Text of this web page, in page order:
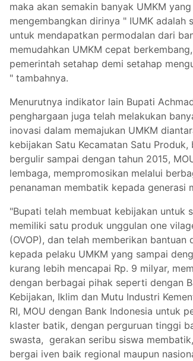
maka akan semakin banyak UMKM
mengembangkan dirinya " IUMK adalah
untuk mendapatkan permodalan dari
memudahkan UMKM cepat
pemerintah setahap demi setahap
" tambahnya.
Menurutnya indikator lain Bupati
penghargaan juga telah melakukan
inovasi dalam memajukan UMKM
kebijakan Satu Kecamatan Satu Produk,
bergulir sampai dengan tahun 2015,
lembaga, mempromosikan melalui
penanaman membatik kepada generasi
"Bupati telah membuat kebijakan untuk
memiliki satu produk unggulan one
(OVOP), dan telah memberikan bantuan
kepada pelaku UMKM yang sampai
kurang lebih mencapai Rp. 9 milyar,
dengan berbagai pihak seperti dengan
Kebijakan, Iklim dan Mutu Industri
RI, MOU dengan Bank Indonesia untuk
klaster batik, dengan perguruan tinggi
swasta, gerakan seribu siswa
bergai iven baik regional maupun